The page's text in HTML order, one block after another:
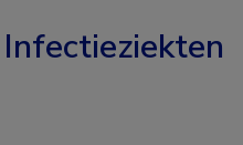
Infectieziekten